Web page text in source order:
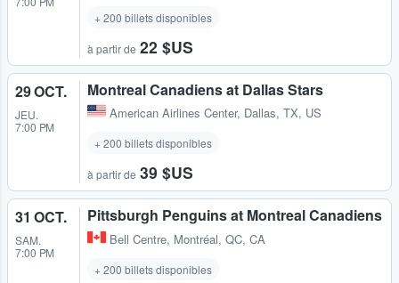
+ 200 billets disponibles
à partir de 22 $US
29 OCT.
JEU.
7:00 PM
Montreal Canadiens at Dallas Stars
American Airlines Center, Dallas, TX, US
+ 200 billets disponibles
à partir de 39 $US
31 OCT.
SAM.
7:00 PM
Pittsburgh Penguins at Montreal Canadiens
Bell Centre, Montréal, QC, CA
+ 200 billets disponibles